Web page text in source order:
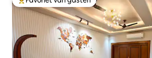
Topfavoriet van gasten